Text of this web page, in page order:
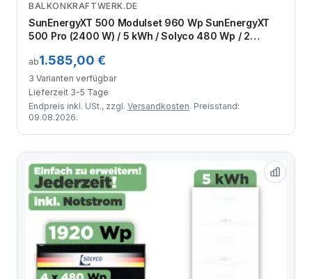
Zum Angebot
BALKONKRAFTWERK.DE
SunEnergyXT 500 Modulset 960 Wp SunEnergyXT
500 Pro (2400 W) / 5 kWh / Solyco 480 Wp / 2
ab1.585,00 €
3 Varianten verfügbar
Lieferzeit 3-5 Tage
Endpreis inkl. USt., zzgl. Versandkosten. Preisstand:
09.08.2026.